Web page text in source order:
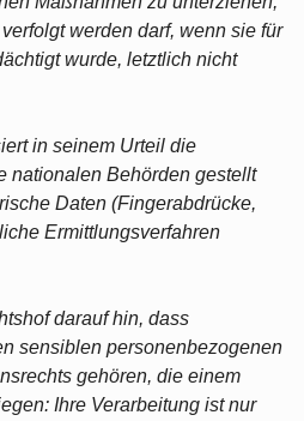
werden darf, wenn sie für
wurde, letztlich nicht
in seinem Urteil die
nationalen Behörden gestellt
Daten (Fingerabdrücke,
Ermittlungsverfahren
darauf hin, dass
sensiblen personenbezogenen
gehören, die einem
Ihre Verarbeitung ist nur